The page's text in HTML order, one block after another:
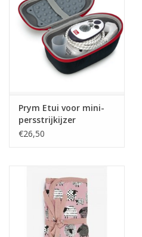
Breien en haken
Handwerk
Sale / Coupons
Cadeaubonnen
Guy's blog
Prym Etui voor mini-
persstrijkijzer
€26,50